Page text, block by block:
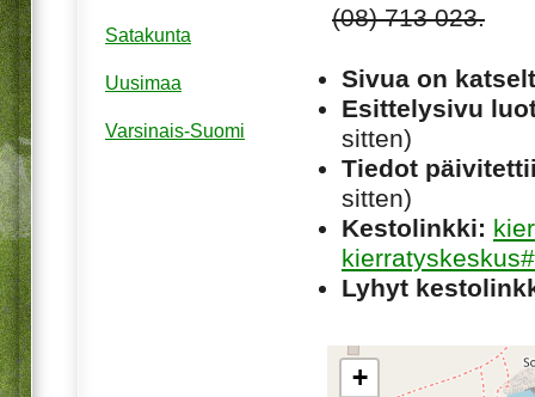
(08) 713 023.
Sivua on
Esittelysivu
sitten)
Tiedot
sitten)
Kestolinkki:
Lyhyt
+
Satakunta
Uusimaa
Varsinais-Suomi